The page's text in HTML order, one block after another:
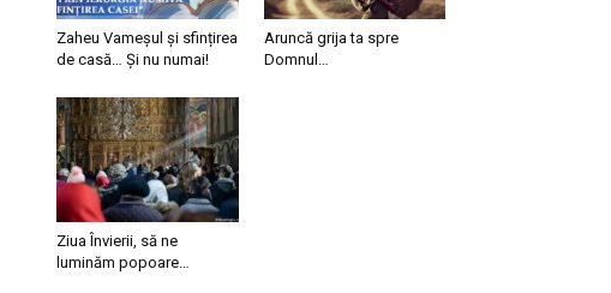
Zaheu Vameșul și sfințirea
de casă… Și nu numai!
Aruncă grija ta spre
Domnul…
Ziua Învierii, să ne
luminăm popoare…